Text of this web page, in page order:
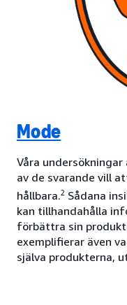
Mode
Våra
av de svarande vill
hållbara.2 Sådana
kan tillhandahålla
förbättra sin
exemplifierar även
själva produkterna,